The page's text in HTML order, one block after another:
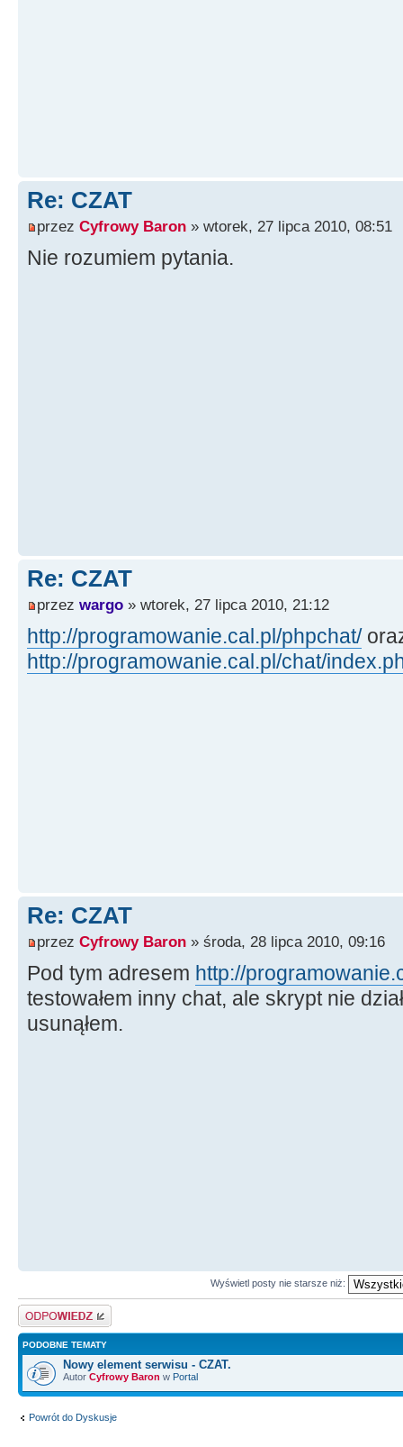
Re: CZAT
przez Cyfrowy Baron » wtorek, 27 lipca 2010, 08:51
Nie rozumiem pytania.
Re: CZAT
przez wargo » wtorek, 27 lipca 2010, 21:12
http://programowanie.cal.pl/phpchat/
http://programowanie.cal.pl/chat/
Re: CZAT
przez Cyfrowy Baron » środa, 28 lipca 2010, 09:16
Pod tym adresem http://
testowałem inny chat, ale skrypt nie
usunąłem.
Wyświetl posty nie starsze niż:
Odpowiedz
PODOBNE TEMATY
Nowy element serwisu - CZAT.
Autor Cyfrowy Baron w Portal
Powrót do Dyskusje